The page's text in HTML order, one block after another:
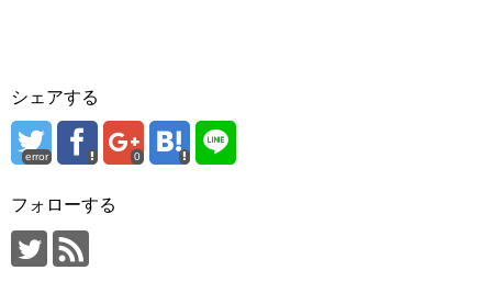
シェアする
error 0
フォローする